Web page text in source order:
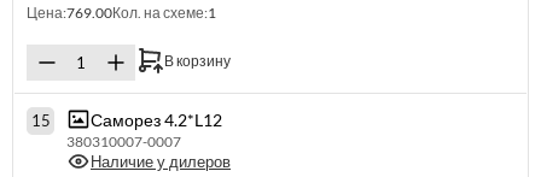
Цена:769.00Кол. на схеме:1
В корзину
15 Саморез 4.2*L12
380310007-0007
Наличие у дилеров